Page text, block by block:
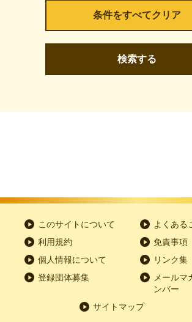
検索する
このサイトについて
よくある
利用規約
免責事項
個人情報について
リンク集
登録団体募集
メールマ
ンバー
サイトマップ